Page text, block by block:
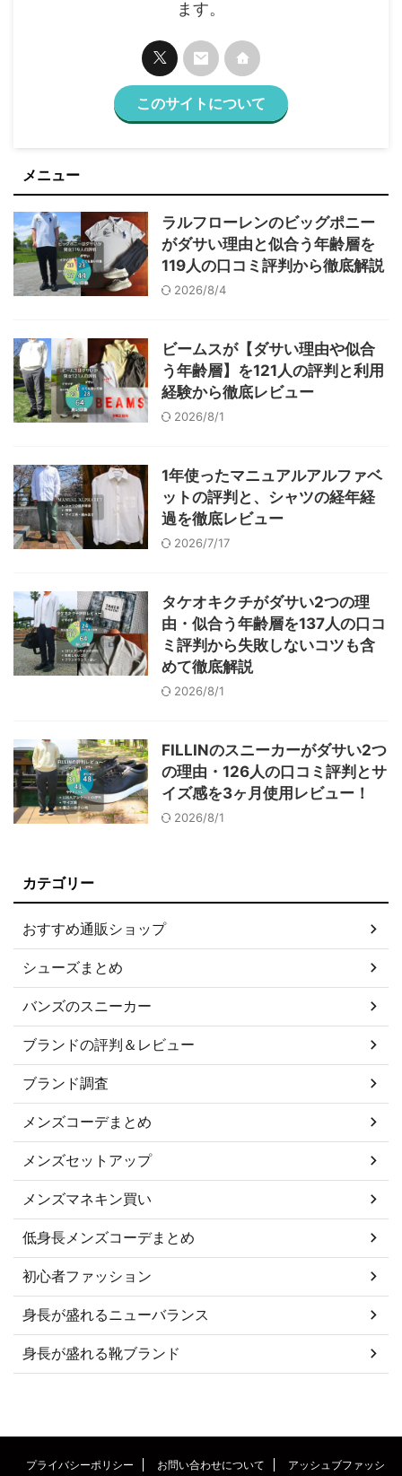
ます。
このサイトについて
メニュー
ラルフローレンのビッグポニー
がダサい理由と似合う年齢層を
119人の口コミ評判から徹底解説
2026/8/4
ビームスが【ダサい理由や似合
う年齢層】を121人の評判と利用
経験から徹底レビュー
2026/8/1
1年使ったマニュアルアルファベ
ットの評判と、シャツの経年経
過を徹底レビュー
2026/7/17
タケオキクチがダサい2つの理
由・似合う年齢層を137人の口コ
ミ評判から失敗しないコツも含
めて徹底解説
2026/8/1
FILLINのスニーカーがダサい2つ
の理由・126人の口コミ評判とサ
イズ感を3ヶ月使用レビュー！
2026/8/1
カテゴリー
おすすめ通販ショップ
シューズまとめ
バンズのスニーカー
ブランドの評判＆レビュー
ブランド調査
メンズコーデまとめ
メンズセットアップ
メンズマネキン買い
低身長メンズコーデまとめ
初心者ファッション
身長が盛れるニューバランス
身長が盛れる靴ブランド
プライバシーポリシー お問い合わせについて アッシュブファッシ